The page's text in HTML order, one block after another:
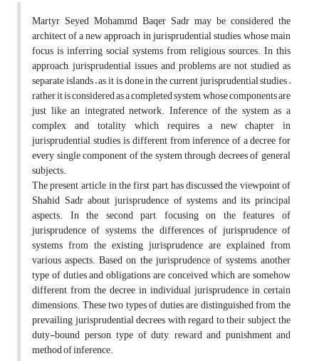
Martyr Seyed Mohammd Baqer Sadr may be considered the
architect of a new approach in jurisprudential studies, whose main
focus is inferring social systems from religious sources. In this
approach, jurisprudential issues and problems are not studied as
separate islands – as it is done in the current jurisprudential studies –
rather it is considered as a completed system, whose components are
just like an integrated network. Inference of the system as a
complex and totality, which requires a new chapter in
jurisprudential studies, is different from inference of a decree for
every single component of the system through decrees of general
subjects.
The present article, in the first part, has discussed the viewpoint of
Shahid Sadr about jurisprudence of systems and its principal
aspects. In the second part, focusing on the features of
jurisprudence of systems, the differences of jurisprudence of
systems from the existing jurisprudence are explained from
various aspects. Based on the jurisprudence of systems, another
type of duties and obligations are conceived, which are somehow
different from the decree in individual jurisprudence in certain
dimensions. These two types of duties are distinguished from the
prevailing jurisprudential decrees with regard to their subject, the
duty-bound person, type of duty, reward and punishment and
method of inference.